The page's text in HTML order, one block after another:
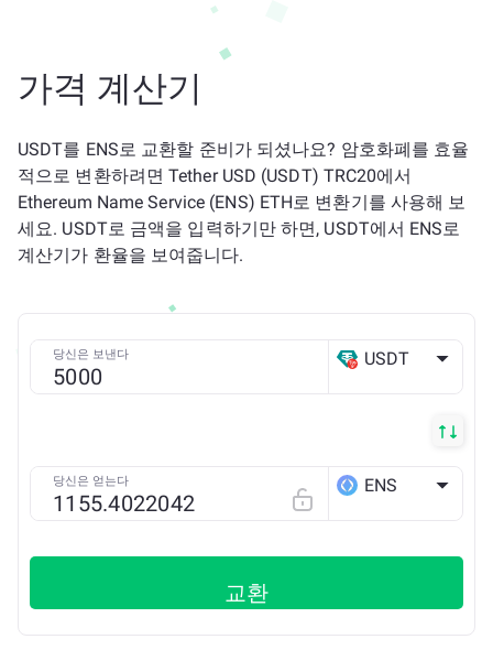
가격 계산기
USDT를 ENS로 교환할 준비가 되셨나요? 암호화폐를 효율
적으로 변환하려면 Tether USD (USDT) TRC20에서
Ethereum Name Service (ENS) ETH로 변환기를 사용해 보
세요. USDT로 금액을 입력하기만 하면, USDT에서 ENS로
계산기가 환율을 보여줍니다.
당신은 보낸다 USDT
당신은 얻는다 ENS
교환